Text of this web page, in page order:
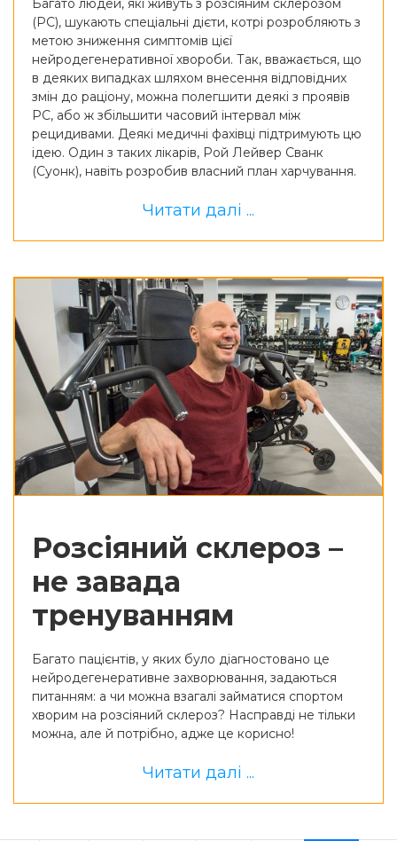
Багато людей, які живуть з розсіяним склерозом
(РС), шукають спеціальні дієти, котрі розробляють з
метою зниження симптомів цієї
нейродегенеративної хвороби. Так, вважається, що
в деяких випадках шляхом внесення відповідних
змін до раціону, можна полегшити деякі з проявів
РС, або ж збільшити часовий інтервал між
рецидивами. Деякі медичні фахівці підтримують цю
ідею. Один з таких лікарів, Рой Лейвер Сванк
(Суонк), навіть розробив власний план харчування.
Читати далі ...
Розсіяний склероз –
не завада
тренуванням
Багато пацієнтів, у яких було діагностовано це
нейродегенеративне захворювання, задаються
питанням: а чи можна взагалі займатися спортом
хворим на розсіяний склероз? Насправді не тільки
можна, але й потрібно, адже це корисно!
Читати далі ...